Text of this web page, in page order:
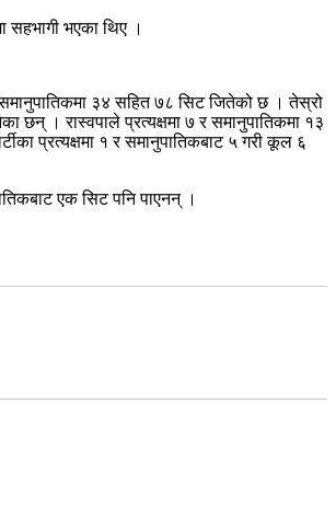
सहभागी भएका थिए ।
३४ सहित ७८ सिट जितेको छ । तेस्रो
छन् । रास्वपाले प्रत्यक्षमा ७ र समानुपातिकमा १३
प्रत्यक्षमा १ र समानुपातिकबाट ५ गरी कूल ६
एक सिट पनि पाएनन् ।